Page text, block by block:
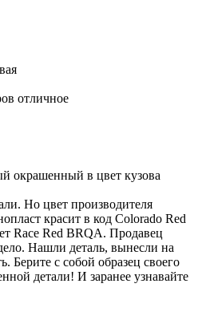
отличное
окрашенный в цвет кузова
Но цвет производителя
красит в код Colorado Red
Race Red BRQA. Продавец
Нашли деталь, вынесли на
Берите с собой образец своего
детали! И заранее узнавайте